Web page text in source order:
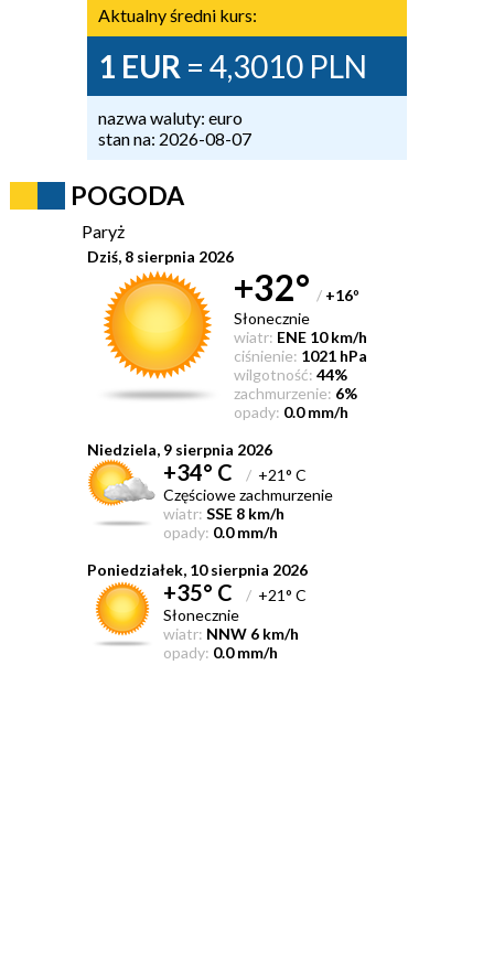
Aktualny średni kurs:
1 EUR = 4,3010 PLN
nazwa waluty: euro
stan na: 2026-08-07
POGODA
Paryż
Dziś, 8 sierpnia 2026
+32° / +16°
Słonecznie
wiatr: ENE 10 km/h
ciśnienie: 1021 hPa
wilgotność: 44%
zachmurzenie: 6%
opady: 0.0 mm/h
Niedziela, 9 sierpnia 2026
+34° C /+21° C
Częściowe zachmurzenie
wiatr: SSE 8 km/h
opady: 0.0 mm/h
Poniedziałek, 10 sierpnia 2026
+35° C /+21° C
Słonecznie
wiatr: NNW 6 km/h
opady: 0.0 mm/h